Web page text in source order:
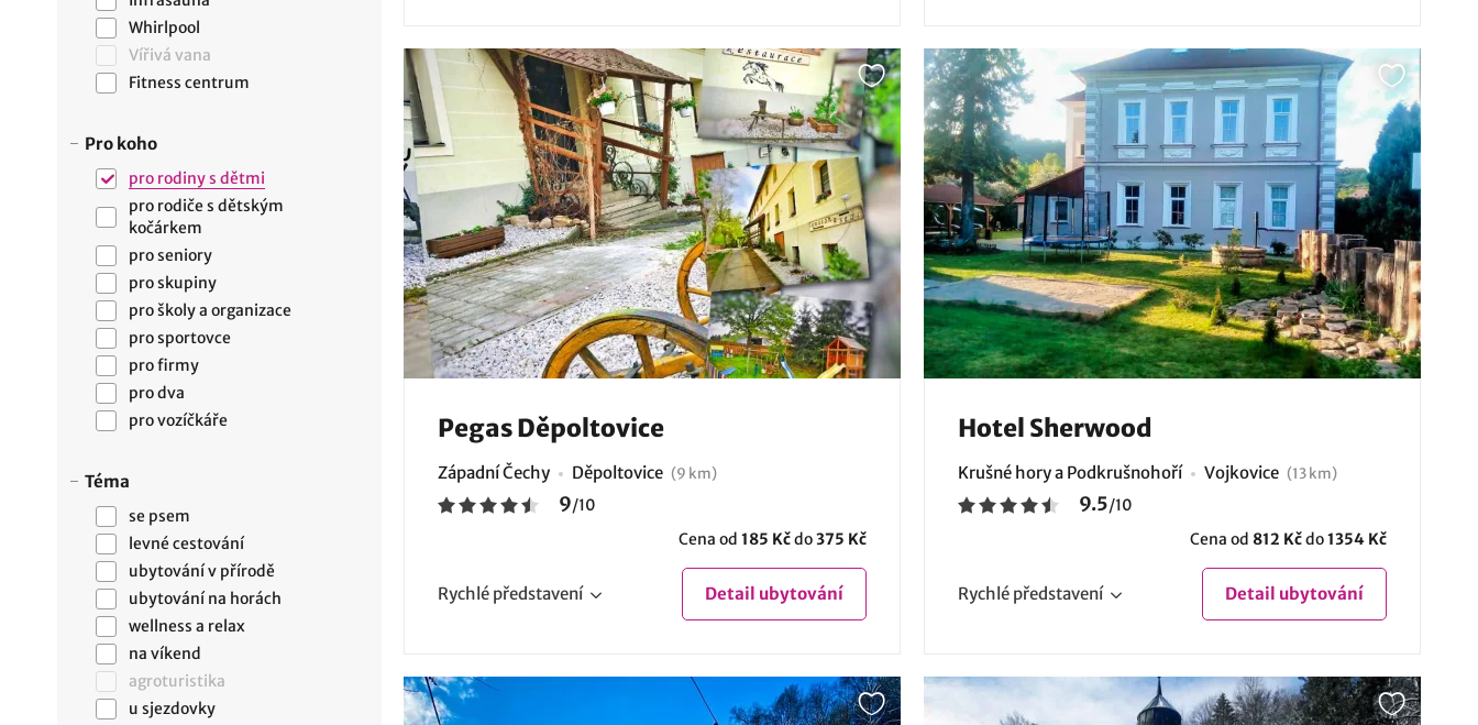
Whirlpool
Vířivá vana
Fitness centrum
Pro koho
pro rodiny s dětmi
pro rodiče s dětským
kočárkem
pro seniory
pro skupiny
pro školy a organizace
pro sportovce
pro firmy
pro dva
pro vozíčkáře
Téma
se psem
levné cestování
ubytování v přírodě
ubytování na horách
wellness a relax
na víkend
agroturistika
u sjezdovky
Pegas Děpoltovice
Západní Čechy Děpoltovice (9 km)
9/10
Cena od 185 Kčdo375 Kč
Rychlé představení Detail ubytování
Hotel Sherwood
Krušné hory a Podkrušnohoří Vojkovice (13 km)
9.5/10
Cena od 812 Kčdo1354 Kč
Rychlé představení Detail ubytování